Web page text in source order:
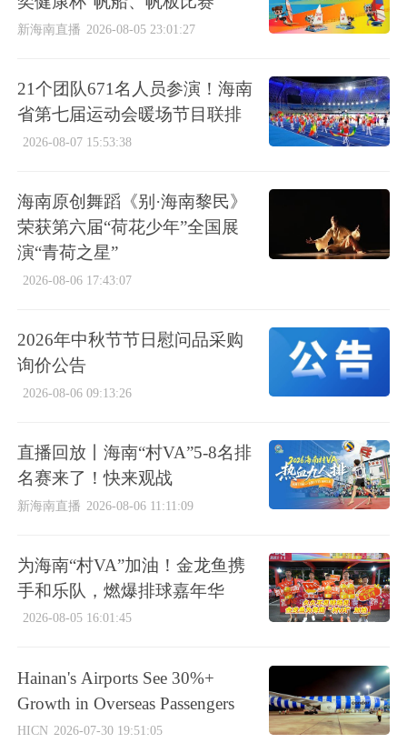
新海南直播 2026-08-05 23:01:27
21个团队671名人员参演！海南
省第七届运动会暖场节目联排
2026-08-07 15:53:38
海南原创舞蹈《别·海南黎民》
荣获第六届“荷花少年”全国展
演“青荷之星”
2026-08-06 17:43:07
2026年中秋节节日慰问品采购
询价公告
2026-08-06 09:13:26
直播回放丨海南“村VA”5-8名排
名赛来了！快来观战
新海南直播 2026-08-06 11:11:09
为海南“村VA”加油！金龙鱼携
手和乐队，燃爆排球嘉年华
2026-08-05 16:01:45
Hainan's Airports See 30%+
Growth in Overseas Passengers
HICN 2026-07-30 19:51:05